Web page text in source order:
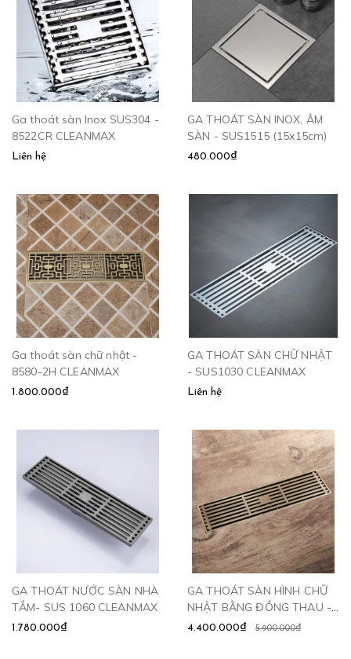
Ga thoát sàn Inox SUS304 -
8522CR CLEANMAX
Liên hệ
GA THOÁT SÀN INOX, ÂM
SÀN - SUS1515 (15x15cm)
480.000₫
Ga thoát sàn chữ nhật -
8580-2H CLEANMAX
1.800.000₫
GA THOÁT SÀN CHỮ NHẬT
- SUS1030 CLEANMAX
Liên hệ
GA THOÁT NƯỚC SÀN NHÀ
TẮM- SUS 1060 CLEANMAX
1.780.000₫
GA THOÁT SÀN HÌNH CHỮ
NHẬT BẰNG ĐỒNG THAU -
GD6010 CLEANMAX
4.400.000₫ 5.900.000₫